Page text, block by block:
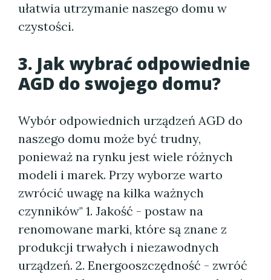
ułatwia utrzymanie naszego domu w
czystości.
3. Jak wybrać odpowiednie
AGD do swojego domu?
Wybór odpowiednich urządzeń AGD do
naszego domu może być trudny,
ponieważ na rynku jest wiele różnych
modeli i marek. Przy wyborze warto
zwrócić uwagę na kilka ważnych
czynników" 1. Jakość - postaw na
renomowane marki, które są znane z
produkcji trwałych i niezawodnych
urządzeń. 2. Energooszczędność - zwróć